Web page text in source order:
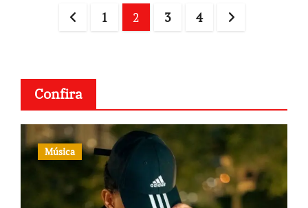
1 2 3 4
Confira
Música